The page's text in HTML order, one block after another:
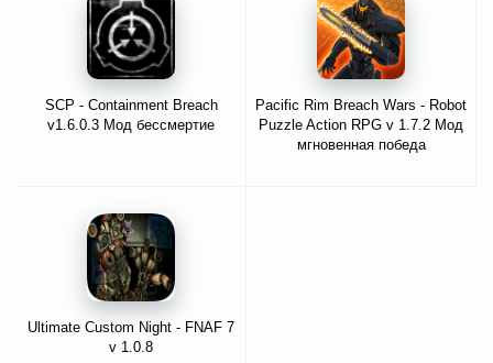
SCP - Containment Breach
v1.6.0.3 Мод бессмертие
Pacific Rim Breach Wars - Robot
Puzzle Action RPG v 1.7.2 Мод
мгновенная победа
Ultimate Custom Night - FNAF 7
v 1.0.8